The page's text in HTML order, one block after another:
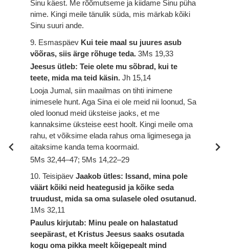
Sinu käest. Me rõõmutseme ja kiidame Sinu püha
nime. Kingi meile tänulik süda, mis märkab kõiki
Sinu suuri ande.
9. Esmaspäev Kui teie maal su juures asub
võõras, siis ärge rõhuge teda.3Ms 19,33
Jeesus ütleb: Teie olete mu sõbrad, kui te
teete, mida ma teid käsin.Jh 15,14
Looja Jumal, siin maailmas on tihti inimene
inimesele hunt. Aga Sina ei ole meid nii loonud, Sa
oled loonud meid üksteise jaoks, et me
kannaksime üksteise eest hoolt. Kingi meile oma
rahu, et võiksime elada rahus oma ligimesega ja
aitaksime kanda tema koormaid.
5Ms 32,44–47; 5Ms 14,22–29
10. TeisipäevJaakob ütles: Issand, mina pole
väärt kõiki neid heategusid ja kõike seda
truudust, mida sa oma sulasele oled osutanud.
1Ms 32,11
Paulus kirjutab: Minu peale on halastatud
seepärast, et Kristus Jeesus saaks osutada
kogu oma pikka meelt kõigepealt mind